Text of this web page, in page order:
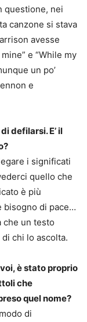
questione, nei
canzone si stava
avesse
e “While my
un po’
e
defilarsi. E’ il
i significati
quello che
è più
bisogno di pace…
che un testo
chi lo ascolta.
è stato proprio
che
quel nome?
di